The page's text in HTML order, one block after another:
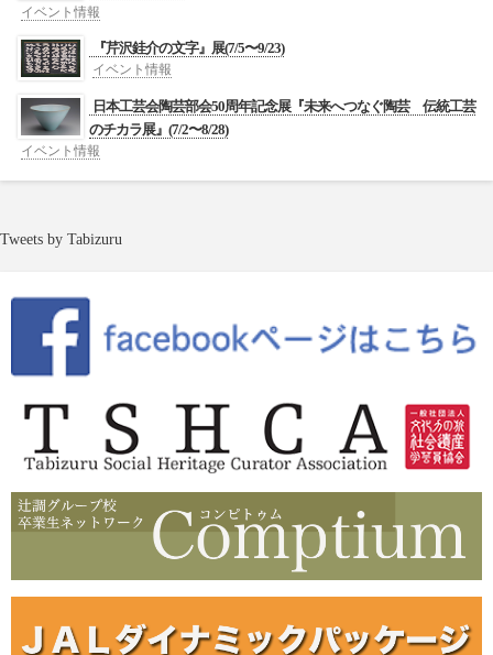
イベント情報
『芹沢銈介の文字』展(7/5〜9/23)
イベント情報
日本工芸会陶芸部会50周年記念展『未来へつなぐ陶芸 伝統工芸
のチカラ展』(7/2〜8/28)
イベント情報
Tweets by Tabizuru